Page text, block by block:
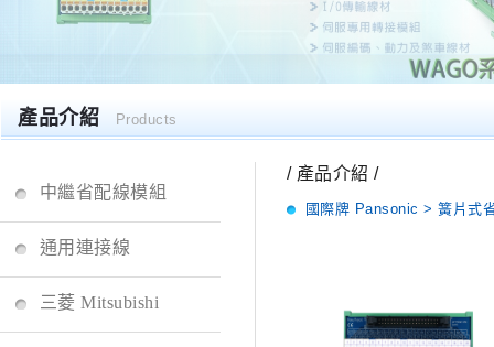
產品介紹 Products
中繼省配線模組
通用連接線
三菱 Mitsubishi
/ 產品介紹 /
國際牌 Pansonic > 簧片式